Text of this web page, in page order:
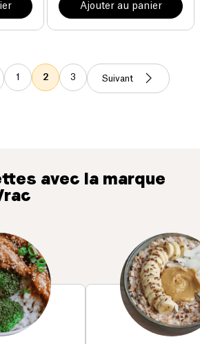
Ajouter au panier
1 2 3 Suivant
avec la marque